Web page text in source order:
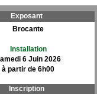
Exposant
Brocante
Installation
6 Juin 2026
à partir de 6h00
Inscription